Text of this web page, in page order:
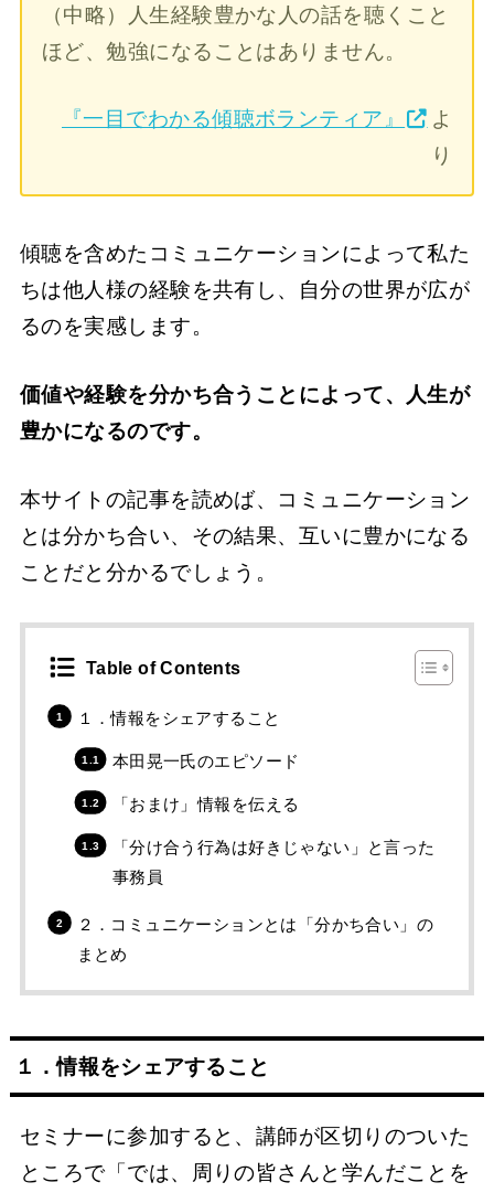
（中略）人生経験豊かな人の話を聴くこと
ほど、勉強になることはありません。
『一目でわかる傾聴ボランティア』
よ
り
傾聴を含めたコミュニケーションによって私た
ちは他人様の経験を共有し、自分の世界が広が
るのを実感します。
価値や経験を分かち合うことによって、人生が
豊かになるのです。
本サイトの記事を読めば、コミュニケーション
とは分かち合い、その結果、互いに豊かになる
ことだと分かるでしょう。
Table of Contents
１．情報をシェアすること
本田晃一氏のエピソード
「おまけ」情報を伝える
「分け合う行為は好きじゃない」と言った
事務員
２．コミュニケーションとは「分かち合い」の
まとめ
１．情報をシェアすること
セミナーに参加すると、講師が区切りのついた
ところで「では、周りの皆さんと学んだことを